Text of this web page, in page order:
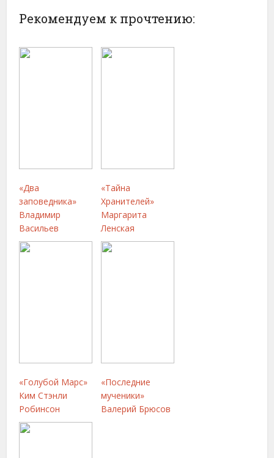
Рекомендуем к прочтению:
«Два
заповедника»
Владимир
Васильев
«Тайна
Хранителей»
Маргарита
Ленская
«Голубой Марс»
Ким Стэнли
Робинсон
«Последние
мученики»
Валерий Брюсов